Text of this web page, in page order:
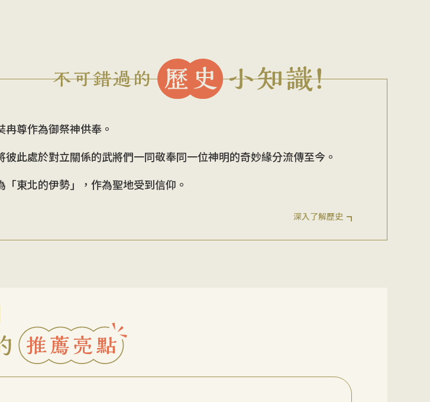
尊作為御祭神供奉。
此處於對立關係的武將們一同敬奉同一位神明的奇妙緣分流傳至今。
東北的伊勢」，作為聖地受到信仰。
深入了解歷史